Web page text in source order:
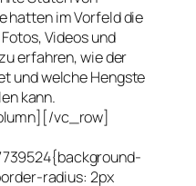
hatten im Vorfeld die
Videos und
erfahren, wie der
und welche Hengste
kann.
vc_row]
radius: 2px